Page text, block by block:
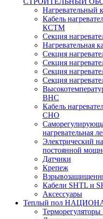
Нагревательный
Кабель
КСТМ
Секция
Нагревательная
Секция
Секция
Секция
Секция
ВНС
Кабель
СНО
нагревательная
Электрический
постоянной
Датчики
Крепеж
Кабели SHTL и
Аксессуары
Теплый пол